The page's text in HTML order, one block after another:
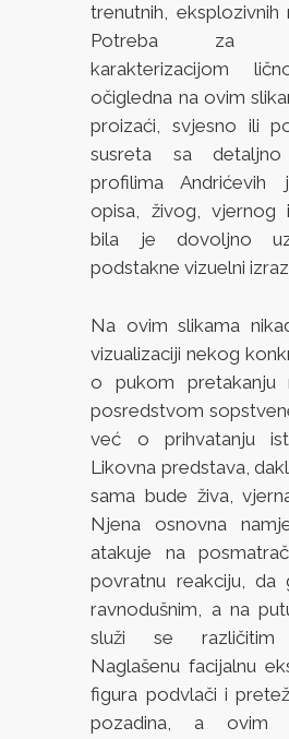
trenutnih, eksplozivnih
Potreba za
karakterizacijom
očigledna na ovim
proizaći, svjesno ili
susreta sa detaljno
profilima Andrićevih
opisa, živog, vjernog
bila je dovoljno
podstakne vizuelni
Na ovim slikama
vizualizaciji nekog
o pukom pretakanju
posredstvom
već o prihvatanju
Likovna predstava,
sama bude živa,
Njena osnovna
atakuje na
povratnu reakciju, da
ravnodušnim, a na
služi se različitim
Naglašenu facijalnu
figura podvlači i
pozadina, a ovim